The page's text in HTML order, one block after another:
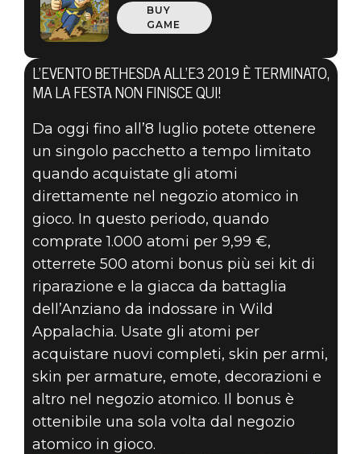
Fallout 76
10 giugno 2019
FESTEGGIATE IL
BE3 2019 CON
IL PACCHETTO
DI ATOMI
BONUS E3
BUY
GAME
L’EVENTO BETHESDA ALL’E3 2019 È TERMINATO,
MA LA FESTA NON FINISCE QUI!
Da oggi fino all’8 luglio potete ottenere
un singolo pacchetto a tempo limitato
quando acquistate gli atomi
direttamente nel negozio atomico in
gioco. In questo periodo, quando
comprate 1.000 atomi per 9,99 €,
otterrete 500 atomi bonus più sei kit di
riparazione e la giacca da battaglia
dell’Anziano da indossare in Wild
Appalachia. Usate gli atomi per
acquistare nuovi completi, skin per armi,
skin per armature, emote, decorazioni e
altro nel negozio atomico. Il bonus è
ottenibile una sola volta dal negozio
atomico in gioco.